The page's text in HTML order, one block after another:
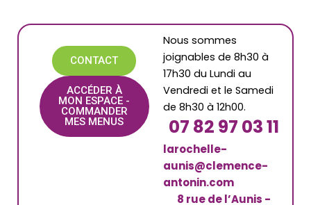
CONTACT
ACCÉDER À
MON ESPACE -
COMMANDER
MES MENUS
Nous sommes
joignables de 8h30 à
17h30 du Lundi au
Vendredi et le Samedi
de 8h30 à 12h00.
07 82 97 03 11
larochelle-
aunis@clemence-
antonin.com
8 rue de l’Aunis -